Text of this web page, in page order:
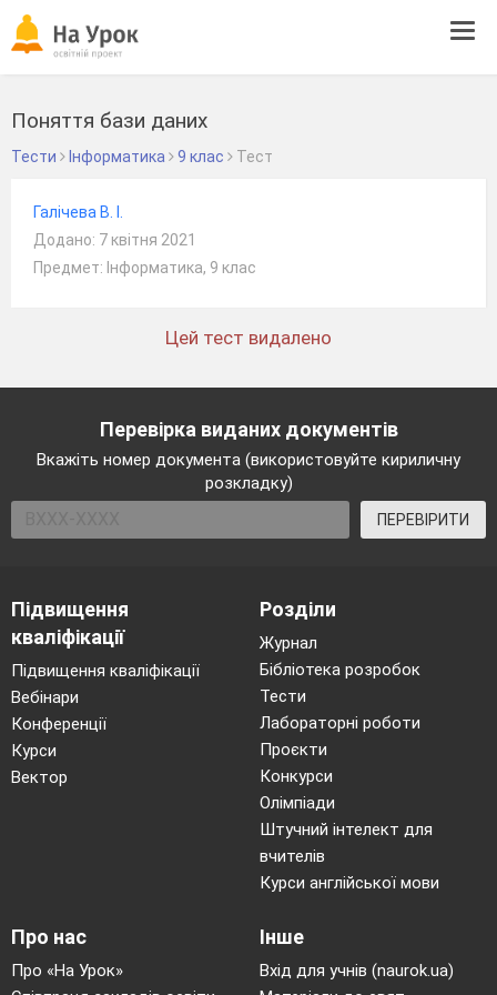
Поняття бази даних
Тести Інформатика 9 клас Тест
Галічева В. І.
Додано: 7 квітня 2021
Предмет: Інформатика, 9 клас
Цей тест видалено
Перевірка виданих документів
Вкажіть номер документа (використовуйте кириличну
розкладку)
ПЕРЕВІРИТИ
Підвищення
кваліфікації
Підвищення кваліфікації
Вебінари
Конференції
Курси
Вектор
Розділи
Журнал
Бібліотека розробок
Тести
Лабораторні роботи
Проєкти
Конкурси
Олімпіади
Штучний інтелект для
вчителів
Курси англійської мови
Про нас
Про «На Урок»
Інше
Вхід для учнів (naurok.ua)